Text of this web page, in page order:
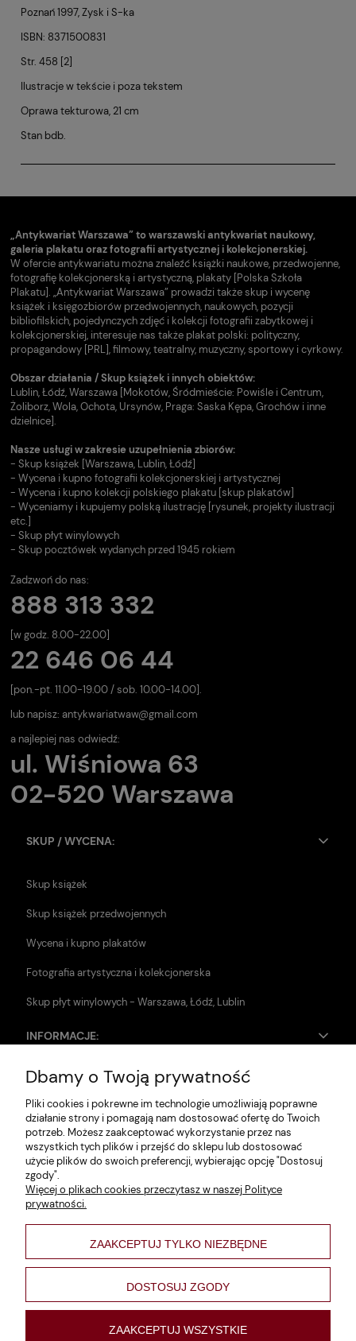
Poznań 1997,Zysk i S-ka
ISBN: 8371500831
Str. 458 [2]
Ilustracje w tekście i poza tekstem
Oprawa tekturowa, 21 cm
Stan bdb.
„Antykwariat Warszawa” to warszawski antykwariat naukowy,
galeria plakatu oraz fotografii artystycznej i kolekcjonerskiej.
W ofercie antykwariatu można znaleźć książki naukowe, przedwojenne,
fotografię kolekcjonerską i artystyczną, plakaty [Polska Szkoła
Plakatu]. „Antykwariat Warszawa” prowadzi także skup i wycenę
książek i księgozbiorów przedwojennych, naukowych, pozycji
bibliofilskich, pojedynczych zdjęć i kolekcji fotografii zabytkowej i
kolekcjonerskiej, interesuje nas także plakat polski: polityczny,
propagandowy [PRL], filmowy, teatralny, muzyczny, sportowy i cyrkowy.
Obszar działania / Skup książek i innych obiektów:
Lublin, Łódź, Warszawa [Mokotów, Śródmieście: Powiśle i Centrum,
Żoliborz, Wola, Ochota, Ursynów, Praga: Saska Kępa, Grochów i inne
dzielnice].
Nasze usługi w zakresie uzupełnienia zbiorów:
- Skup książek [Warszawa, Lublin, Łódź]
- Wycena i kupno fotografii kolekcjonerskiej i artystycznej
- Wycena i kupno kolekcji polskiego plakatu [skup plakatów]
- Wyceniamy i kupujemy polską ilustrację [rysunek, projekty ilustracji
etc.]
- Skup płyt winylowych
- Skup pocztówek wydanych przed 1945 rokiem
Zadzwoń do nas:
888 313 332
[w godz. 8.00-22.00]
22 646 06 44
[pon.-pt. 11.00-19.00 / sob. 10.00-14.00].
lub napisz: antykwariatwaw@gmail.com
a najlepiej nas odwiedź:
ul. Wiśniowa 63
02-520 Warszawa
SKUP / WYCENA:
Skup książek
Skup książek przedwojennych
Wycena i kupno plakatów
Fotografia artystyczna i kolekcjonerska
Skup płyt winylowych - Warszawa, Łódź, Lublin
INFORMACJE:
Zwroty i reklamacje
Dane firmy
Jak szukać?
Polityka prywatności
Regulamin
Poltyka cookies
varsaviana
Nowości
Dbamy o Twoją prywatność
Pliki cookies i pokrewne im technologie umożliwiają poprawne
działanie strony i pomagają nam dostosować ofertę do Twoich
potrzeb. Możesz zaakceptować wykorzystanie przez nas
wszystkich tych plików i przejść do sklepu lub dostosować
użycie plików do swoich preferencji, wybierając opcję "Dostosuj
zgody".
Więcej o plikach cookies przeczytasz w naszej Polityce
prywatności.
ZAAKCEPTUJ TYLKO NIEZBĘDNE
DOSTOSUJ ZGODY
ZAAKCEPTUJ WSZYSTKIE